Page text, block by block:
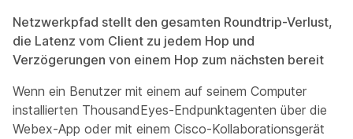
Netzwerkpfad stellt den gesamten Roundtrip-Verlust,
die Latenz vom Client zu jedem Hop und
Verzögerungen von einem Hop zum nächsten bereit
Wenn ein Benutzer mit einem auf seinem Computer
installierten ThousandEyes-Endpunktagenten über die
Webex-App oder mit einem Cisco-Kollaborationsgerät